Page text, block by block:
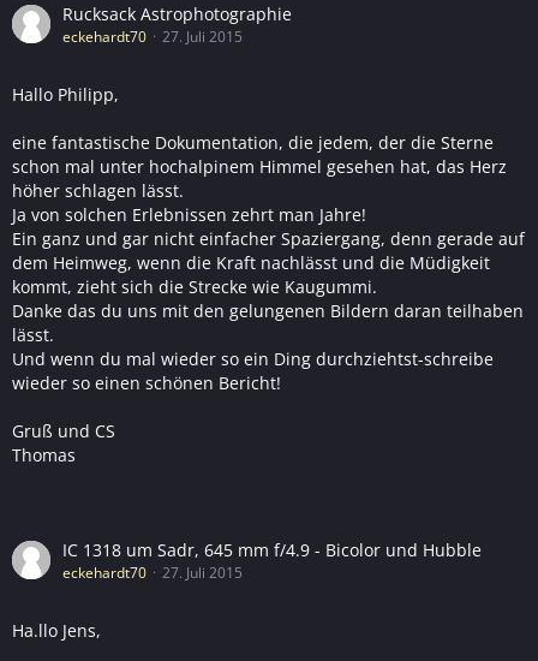
Rucksack Astrophotographie
eckehardt70 27. Juli 2015
Hallo Philipp,
eine fantastische Dokumentation, die jedem, der die Sterne
schon mal unter hochalpinem Himmel gesehen hat, das Herz
höher schlagen lässt.
Ja von solchen Erlebnissen zehrt man Jahre!
Ein ganz und gar nicht einfacher Spaziergang, denn gerade auf
dem Heimweg, wenn die Kraft nachlässt und die Müdigkeit
kommt, zieht sich die Strecke wie Kaugummi.
Danke das du uns mit den gelungenen Bildern daran teilhaben
lässt.
Und wenn du mal wieder so ein Ding durchziehtst-schreibe
wieder so einen schönen Bericht!
Gruß und CS
Thomas
IC 1318 um Sadr, 645 mm f/4.9 - Bicolor und Hubble
eckehardt70 27. Juli 2015
Ha.llo Jens,